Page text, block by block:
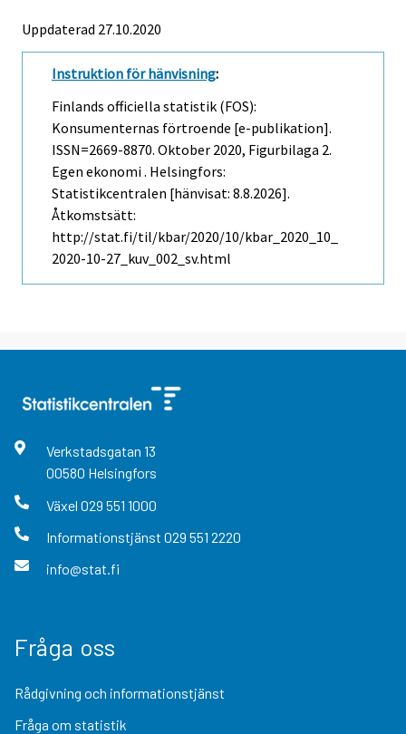
Uppdaterad 27.10.2020
Instruktion för hänvisning:
Finlands officiella statistik (FOS):
Konsumenternas förtroende [e-publikation].
ISSN=2669-8870. Oktober 2020, Figurbilaga 2.
Egen ekonomi . Helsingfors:
Statistikcentralen [hänvisat: 8.8.2026].
Åtkomstsätt:
http://stat.fi/til/kbar/2020/10/kbar_2020_10_
2020-10-27_kuv_002_sv.html
Verkstadsgatan 13
00580 Helsingfors
Växel 029 551 1000
Informationstjänst 029 551 2220
info@stat.fi
Fråga oss
Rådgivning och informationstjänst
Fråga om statistik